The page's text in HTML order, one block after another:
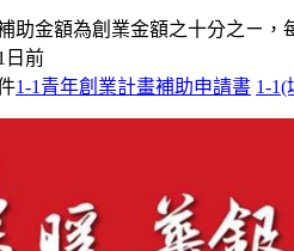
助金額為創業金額之十分之ㄧ，
日前
1-1青年創業計畫補助申請書 1-